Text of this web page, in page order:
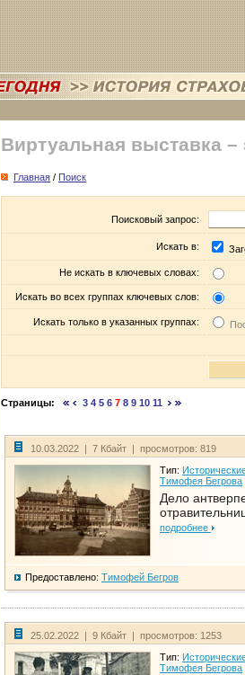
Виртуальная выставка –
Главная / Поиск
Поисковый запрос:
Искать в:
Не искать в ключевых словах:
Искать во всех группах ключевых слов:
Искать только в указанных группах:
Страницы: 3 4 5 6 7 8 9 10 11
10.03.2022 | 7 Кбайт | просмотров: 819
Тип:
Тимофея Бегрова
Дело
подробнее
Предоставлено: Тимофей Бегров
25.02.2022 | 9 Кбайт | просмотров: 1253
Тип:
Тимофея Бегрова